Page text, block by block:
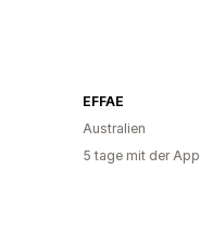
EFFAE
Australien
5 tage mit der App